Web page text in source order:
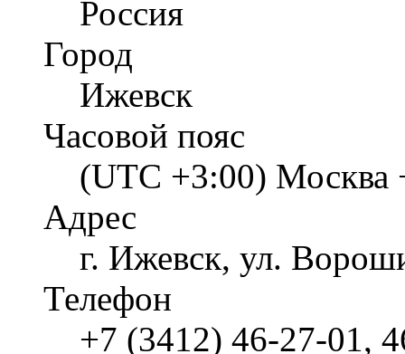
Россия
Город
Ижевск
Часовой пояс
(UTC +3:00) Москва
Адрес
г. Ижевск, ул.
Телефон
+7 (3412) 46-27-01,